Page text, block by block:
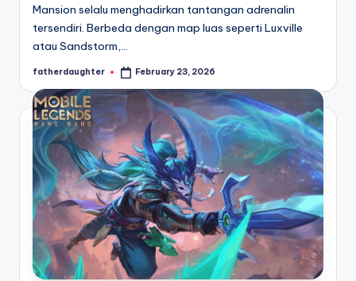
Mansion selalu menghadirkan tantangan adrenalin
tersendiri. Berbeda dengan map luas seperti Luxville
atau Sandstorm,…
Posted
fatherdaughter February 23, 2026